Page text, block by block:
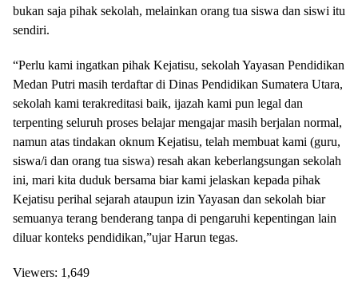
bukan saja pihak sekolah, melainkan orang tua siswa dan siswi itu
sendiri.
“Perlu kami ingatkan pihak Kejatisu, sekolah Yayasan Pendidikan
Medan Putri masih terdaftar di Dinas Pendidikan Sumatera Utara,
sekolah kami terakreditasi baik, ijazah kami pun legal dan
terpenting seluruh proses belajar mengajar masih berjalan normal,
namun atas tindakan oknum Kejatisu, telah membuat kami (guru,
siswa/i dan orang tua siswa) resah akan keberlangsungan sekolah
ini, mari kita duduk bersama biar kami jelaskan kepada pihak
Kejatisu perihal sejarah ataupun izin Yayasan dan sekolah biar
semuanya terang benderang tanpa di pengaruhi kepentingan lain
diluar konteks pendidikan,”ujar Harun tegas.
Viewers: 1,649